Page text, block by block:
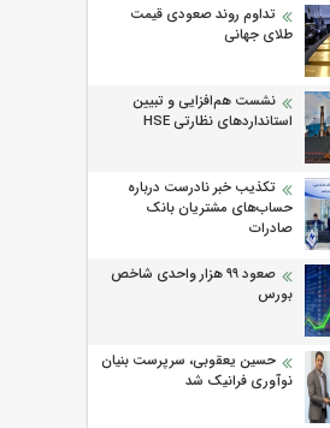
تداوم روند صعودی قیمت
طلای جهانی
نشست هم‌افزایی و تبیین
استانداردهای نظارتی HSE
تکذیب خبر نادرست درباره
حساب‌های مشتریان بانک
صادرات
صعود ۹۹ هزار واحدی شاخص
بورس
حسین یعقوبی، سرپرست بنیان
نوآوری فرانیک شد